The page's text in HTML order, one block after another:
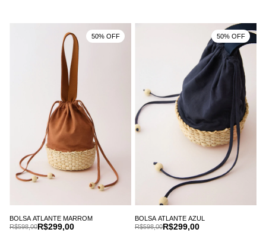
BOLSA ATLANTE MARROM
R$299,00
R$598,00
50% OFF
BOLSA ATLANTE AZUL
R$299,00
R$598,00
50% OFF